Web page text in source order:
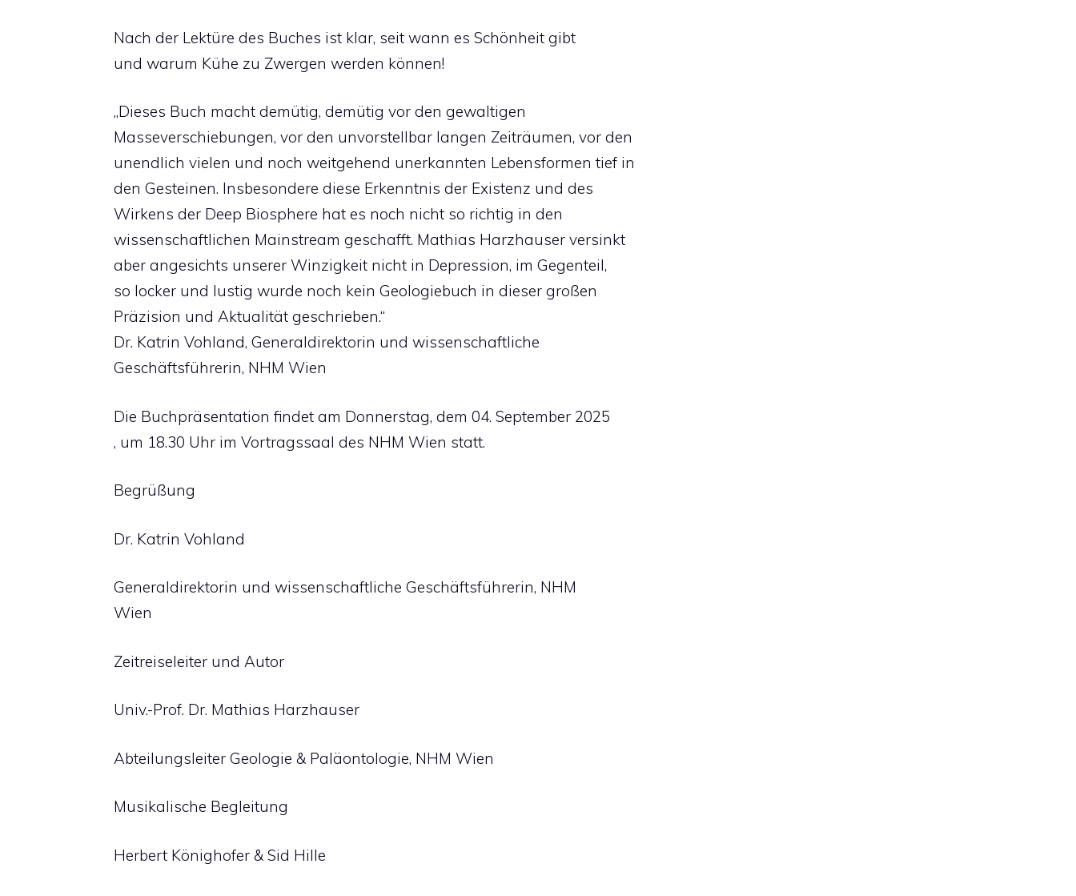
Nach der Lektüre des Buches ist klar, seit wann es Schönheit gibt
und warum Kühe zu Zwergen werden können!
„Dieses Buch macht demütig, demütig vor den gewaltigen
Masseverschiebungen, vor den unvorstellbar langen Zeiträumen, vor den
unendlich vielen und noch weitgehend unerkannten Lebensformen tief in
den Gesteinen. Insbesondere diese Erkenntnis der Existenz und des
Wirkens der Deep Biosphere hat es noch nicht so richtig in den
wissenschaftlichen Mainstream geschafft. Mathias Harzhauser versinkt
aber angesichts unserer Winzigkeit nicht in Depression, im Gegenteil,
so locker und lustig wurde noch kein Geologiebuch in dieser großen
Präzision und Aktualität geschrieben.“
Dr. Katrin Vohland, Generaldirektorin und wissenschaftliche
Geschäftsführerin, NHM Wien
Die Buchpräsentation findet am Donnerstag, dem 04. September 2025
, um 18.30 Uhr im Vortragssaal des NHM Wien statt.
Begrüßung
Dr. Katrin Vohland
Generaldirektorin und wissenschaftliche Geschäftsführerin, NHM
Wien
Zeitreiseleiter und Autor
Univ.-Prof. Dr. Mathias Harzhauser
Abteilungsleiter Geologie & Paläontologie, NHM Wien
Musikalische Begleitung
Herbert Könighofer & Sid Hille